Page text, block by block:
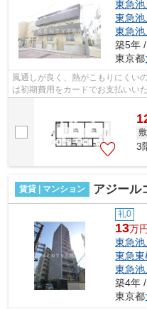
東急池
東急池
東急池
築5年
東京都
風通しが良く、熱がこもりにくい
は初期費用をカードでお支払いい
3
賃貸 | マンション アジール
礼0
13万
東急池
東急東
東急池
築4年
東京都